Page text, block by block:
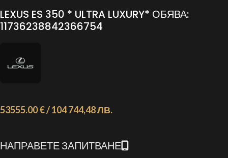
LEXUS ES 350 * ULTRA LUXURY* ОБЯВА:
11736238842366754
53555.00 € / 104 744,48 ЛВ.
НАПРАВЕТЕ ЗАПИТВАНЕ